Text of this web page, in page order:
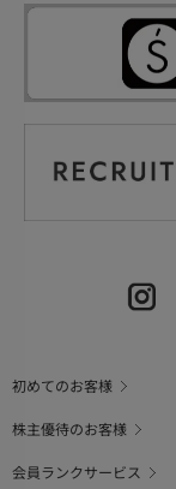
初めてのお客様
株主優待のお客様
会員ランクサービス